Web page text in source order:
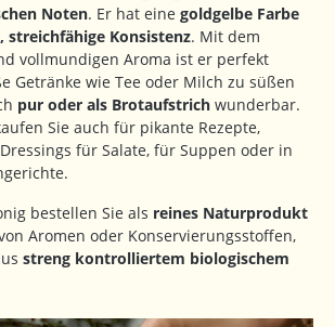
Noten. Er hat eine goldgelbe Farbe
streichfähige Konsistenz. Mit dem
vollmundigen Aroma ist er perfekt
Getränke wie Tee oder Milch zu süßen
pur oder als Brotaufstrich wunderbar.
Sie auch für pikante Rezepte,
für Salate, für Suppen oder in
bestellen Sie als reines Naturprodukt
Aromen oder Konservierungsstoffen,
streng kontrolliertem biologischem